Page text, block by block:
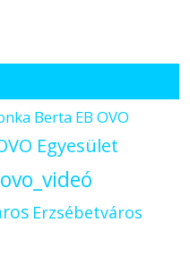
Berta EB OVO
Egyesület
Erzsébetváros